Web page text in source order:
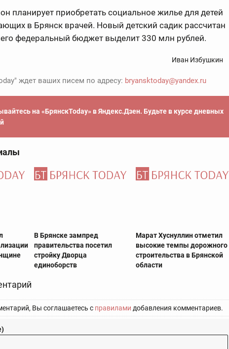
планирует приобретать социальное жилье для детей
в Брянск врачей. Новый детский садик рассчитан
федеральный бюджет выделит 330 млн рублей.
Иван Избушкин
ждет ваших писем по адресу: bryansktoday@yandex.ru
на «БрянскToday» в Яндекс.Дзен. Будьте в курсе дневных
В Брянске зампред
правительства посетил
стройку Дворца
единоборств
Марат Хуснуллин отметил
высокие темпы дорожного
строительства в Брянской
области
Вы соглашаетесь с правилами добавления комментариев.